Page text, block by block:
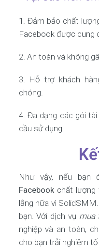
1. Đảm bảo chất
Facebook được cung
2. An toàn và không
3. Hỗ trợ khách
chóng.
4. Đa dạng các gói
cầu sử dụng.
Như vậy, nếu bạn
Facebookchất lượng
lắng nữa vì
bạn. Với dịch vụ mua
nghiệp và an toàn,
cho bạn trải nghiệm